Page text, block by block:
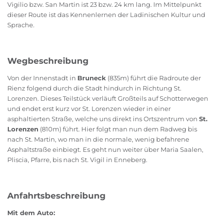
Vigilio bzw. San Martin ist 23 bzw. 24 km lang. Im Mittelpunkt
dieser Route ist das Kennenlernen der Ladinischen Kultur und
Sprache.
Wegbeschreibung
Von der Innenstadt in Bruneck (835m) führt die Radroute der
Rienz folgend durch die Stadt hindurch in Richtung St.
Lorenzen. Dieses Teilstück verläuft Großteils auf Schotterwegen
und endet erst kurz vor St. Lorenzen wieder in einer
asphaltierten Straße, welche uns direkt ins Ortszentrum von St.
Lorenzen (810m) führt. Hier folgt man nun dem Radweg bis
nach St. Martin, wo man in die normale, wenig befahrene
Asphaltstraße einbiegt. Es geht nun weiter über Maria Saalen,
Pliscia, Pfarre, bis nach St. Vigil in Enneberg.
Anfahrtsbeschreibung
Mit dem Auto: